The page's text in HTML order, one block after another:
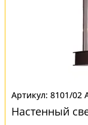
8101/02
Настенный